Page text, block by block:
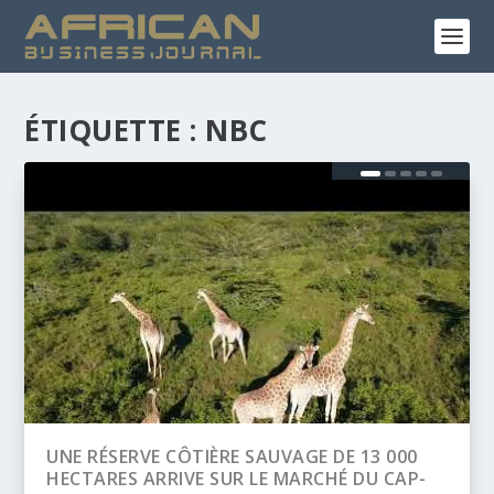
ÉTIQUETTE : NBC
BANQUE AFRICAINE DE DÉVELOPPEMENT
(BAD) – ASSEMBLÉE ANNUELLES 2026 :